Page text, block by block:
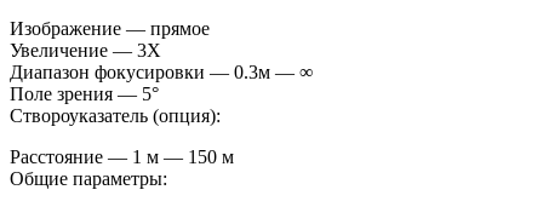
Изображение — прямое
Увеличение — 3X
Диапазон фокусировки — 0.3м — ∞
Поле зрения — 5°
Створоуказатель (опция):
Расстояние — 1 м — 150 м
Общие параметры: